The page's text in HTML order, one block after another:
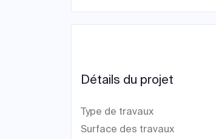
Détails du projet
Type de travaux
Surface des travaux